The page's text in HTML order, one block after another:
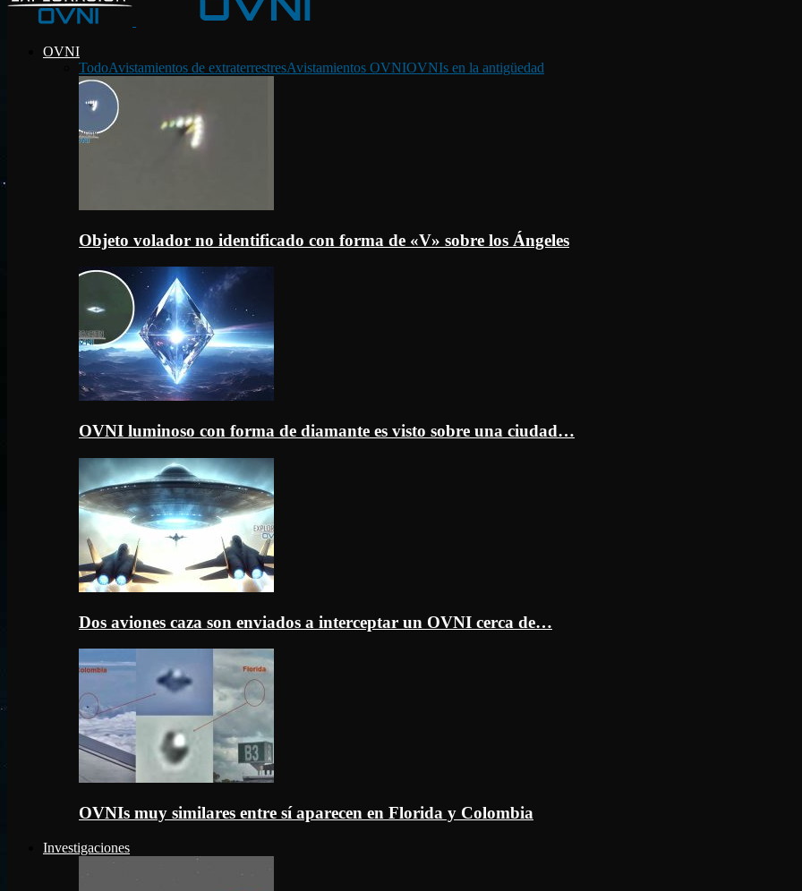
OVNI
TodoAvistamientos de extraterrestresAvistamientos OVNIOVNIs en la antigüedad
Objeto volador no identificado con forma de «V» sobre los Ángeles
OVNI luminoso con forma de diamante es visto sobre una ciudad…
Dos aviones caza son enviados a interceptar un OVNI cerca de…
OVNIs muy similares entre sí aparecen en Florida y Colombia
Investigaciones